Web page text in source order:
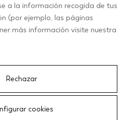
PALE
a la información recogida de tus
(por ejemplo, las páginas
más información visite nuestra
Rechazar
cookies